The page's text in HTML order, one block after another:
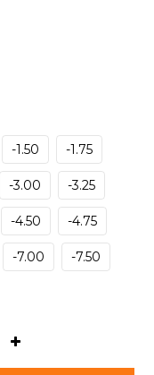
-1.50 -1.75
-3.00 -3.25
-4.50 -4.75
-7.00 -7.50